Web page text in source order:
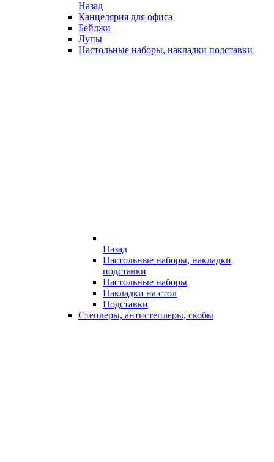
Назад
Канцелярия для офиса
Бейджи
Лупы
Настольные наборы, накладки подставки
Назад
Настольные наборы, накладки
подставки
Настольные наборы
Накладки на стол
Подставки
Степлеры, антистеплеры, скобы